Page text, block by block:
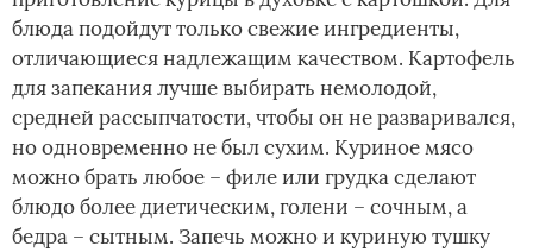
блюда подойдут только свежие ингредиенты,
отличающиеся надлежащим качеством. Картофель
для запекания лучше выбирать немолодой,
средней рассыпчатости, чтобы он не разваривался,
но одновременно не был сухим. Куриное мясо
можно брать любое – филе или грудка сделают
блюдо более диетическим, голени – сочным, а
бедра – сытным. Запечь можно и куриную тушку